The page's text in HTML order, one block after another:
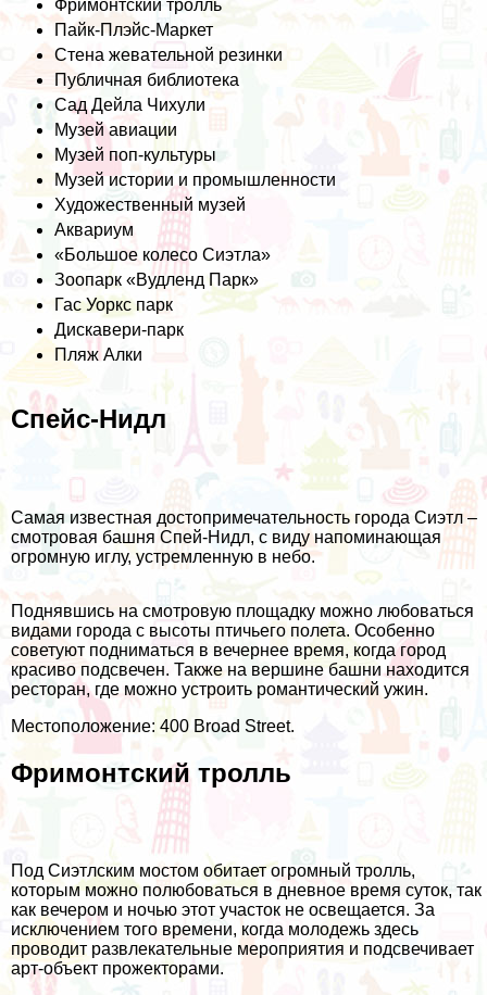
Фримонтский тролль
Пайк-Плэйс-Маркет
Стена жевательной резинки
Публичная библиотека
Сад Дейла Чихули
Музей авиации
Музей поп-культуры
Музей истории и промышленности
Художественный музей
Аквариум
«Большое колесо Сиэтла»
Зоопарк «Вудленд Парк»
Гас Уоркс парк
Дискавери-парк
Пляж Алки
Спейс-Нидл
Самая известная достопримечательность города Сиэтл –
смотровая башня Спей-Нидл, с виду напоминающая
огромную иглу, устремленную в небо.
Поднявшись на смотровую площадку можно любоваться
видами города с высоты птичьего полета. Особенно
советуют подниматься в вечернее время, когда город
красиво подсвечен. Также на вершине башни находится
ресторан, где можно устроить романтический ужин.
Местоположение: 400 Broad Street.
Фримонтский тролль
Под Сиэтлским мостом обитает огромный тролль,
которым можно полюбоваться в дневное время суток, так
как вечером и ночью этот участок не освещается. За
исключением того времени, когда молодежь здесь
проводит развлекательные мероприятия и подсвечивает
арт-объект прожекторами.